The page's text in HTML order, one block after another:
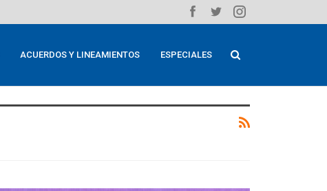
ACUERDOS Y LINEAMIENTOS ESPECIALES